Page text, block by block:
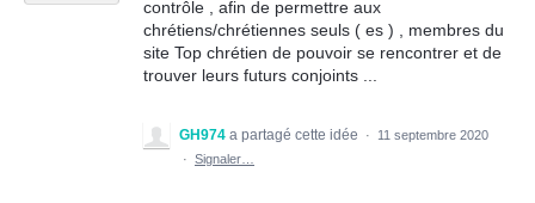
contrôle , afin de permettre aux
chrétiens/chrétiennes seuls ( es ) , membres du
site Top chrétien de pouvoir se rencontrer et de
trouver leurs futurs conjoints ...
GH974 a partagé cette idée ·
11 septembre 2020
· Signaler…